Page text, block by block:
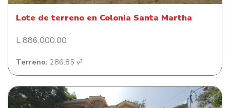
Lote de terreno en Colonia Santa Martha
L 886,000.00
Terreno: 286.85 v²